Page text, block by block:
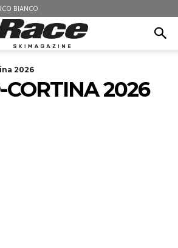
BIANCO
2026
2026